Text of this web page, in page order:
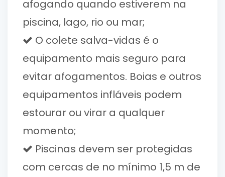
afogando quando estiverem na
piscina, lago, rio ou mar;
O colete salva-vidas é o
equipamento mais seguro para
evitar afogamentos. Boias e outros
equipamentos infláveis podem
estourar ou virar a qualquer
momento;
Piscinas devem ser protegidas
com cercas de no mínimo 1,5 m de